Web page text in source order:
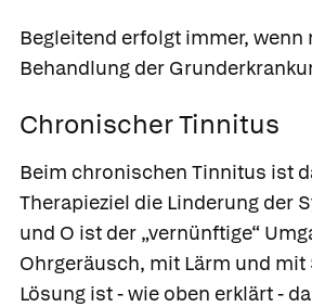
Begleitend erfolgt immer, wenn
Behandlung der
Chronischer Tinnitus
Beim chronischen Tinnitus ist
Therapieziel die Linderung der
und O ist der „vernünftige“
Ohrgeräusch, mit Lärm und mit
Lösung ist - wie oben erklärt -